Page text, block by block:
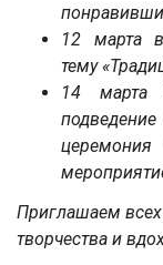
12 марта
тему
14 марта
церемония
Приглашаем
творчества и